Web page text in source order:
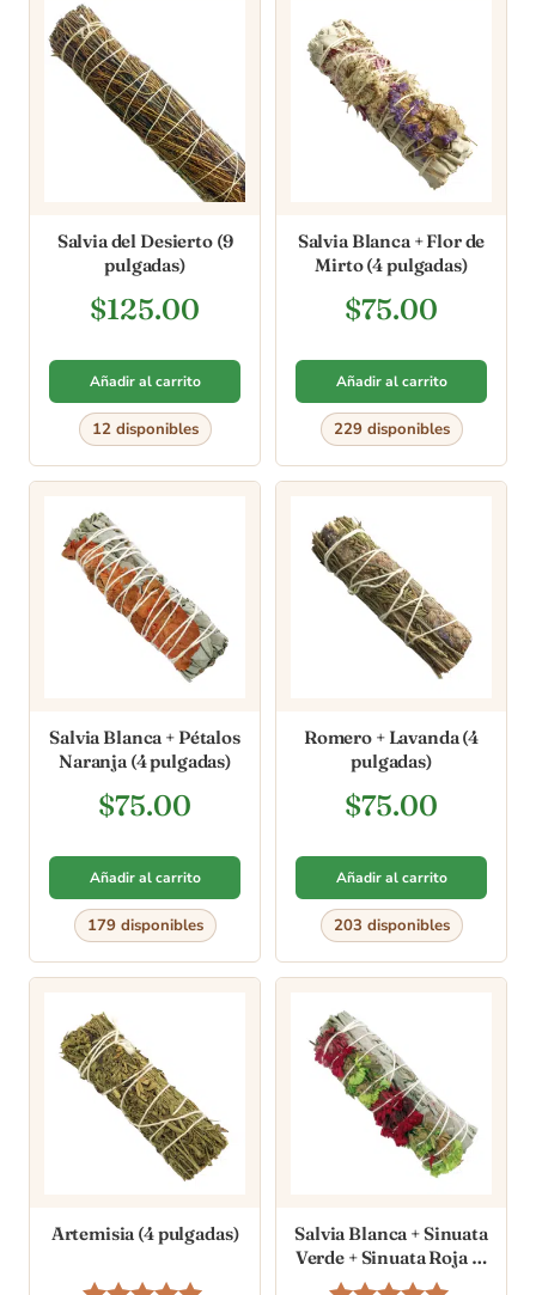
Salvia del Desierto (9
pulgadas)
$125.00
Añadir al carrito
12 disponibles
Salvia Blanca + Flor de
Mirto (4 pulgadas)
$75.00
Añadir al carrito
229 disponibles
Salvia Blanca + Pétalos
Naranja (4 pulgadas)
$75.00
Añadir al carrito
179 disponibles
Romero + Lavanda (4
pulgadas)
$75.00
Añadir al carrito
203 disponibles
Artemisia (4 pulgadas)
Salvia Blanca + Sinuata
Verde + Sinuata Roja (4
pulgadas)